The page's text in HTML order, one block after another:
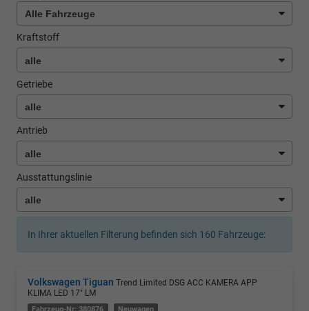
Kraftstoff
Getriebe
Antrieb
Ausstattungslinie
In Ihrer aktuellen Filterung befinden sich 160 Fahrzeuge:
Volkswagen Tiguan Trend Limited DSG ACC KAMERA APP
KLIMA LED 17" LM